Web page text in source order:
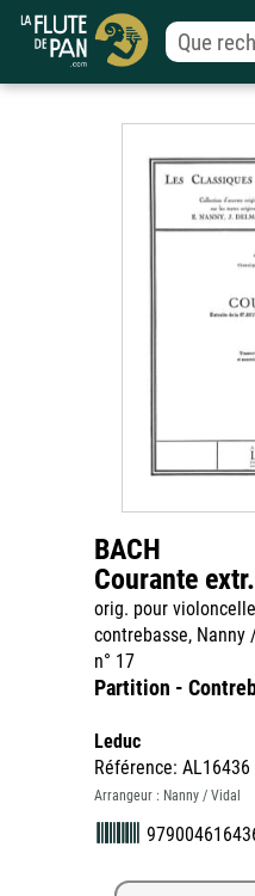
BACH
Courante
orig. pour
contrebasse, Nanny
n° 17
Partition -
Leduc
Référence: AL16436
Arrangeur : Nanny / Vidal